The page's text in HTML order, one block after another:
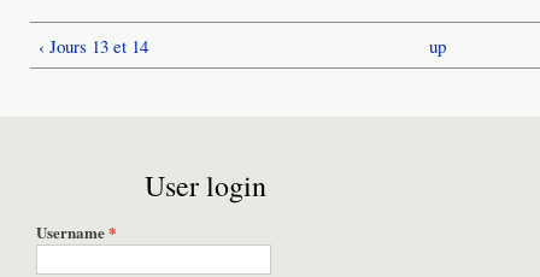
‹ Jours 13 et 14 up
User login
Username*